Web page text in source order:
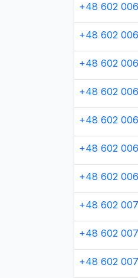
+48 602
+48 602
+48 602
+48 602
+48 602
+48 602
+48 602
+48 602
+48 602
+48 602